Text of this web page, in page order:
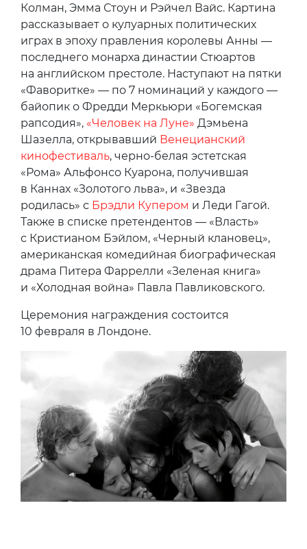
Колман, Эмма Стоун и Рэйчел Вайс. Картина
рассказывает о кулуарных политических
играх в эпоху правления королевы Анны —
последнего монарха династии Стюартов
на английском престоле. Наступают на пятки
«Фаворитке» — по 7 номинаций у каждого —
байопик о Фредди Меркьюри «Богемская
рапсодия», «Человек на Луне» Дэмьена
Шазелла, открывавший Венецианский
кинофестиваль, черно-белая эстетская
«Рома» Альфонсо Куарона, получившая
в Каннах «Золотого льва», и «Звезда
родилась» с Брэдли Купером и Леди Гагой.
Также в списке претендентов — «Власть»
с Кристианом Бэйлом, «Черный клановец»,
американская комедийная биографическая
драма Питера Фаррелли «Зеленая книга»
и «Холодная война» Павла Павликовского.
Церемония награждения состоится
10 февраля в Лондоне.